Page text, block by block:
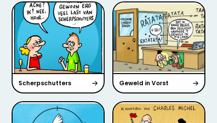
Scherpschutters Geweld in Vorst